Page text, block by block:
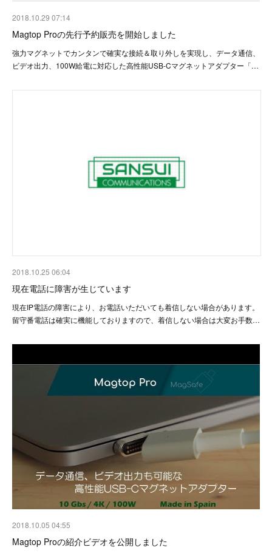
2018.10.29 07:14
Magtop Proの先行予約販売を開始しました
強力マグネットでカンタンで確実な接続＆取り外しを実現し、データ通信、
ビデオ出力、100W給電に対応した高性能USB-Cマグネットアダプター「…
2018.10.25 06:04
現在電話に障害が生じています
現在IP電話の障害により、お電話いただいても着信しない場合があります。
留守番電話は確実に機能しておりますので、着信しない場合は大変お手数…
2018.10.05 04:55
Magtop Proの紹介ビデオを公開しました